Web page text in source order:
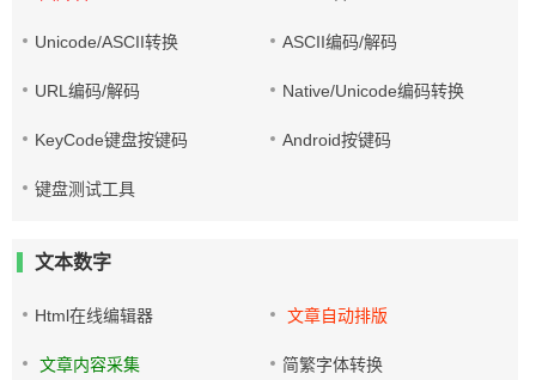
Unicode/ASCII转换 ASCII编码/解码
URL编码/解码 Native/Unicode编码转换
KeyCode键盘按键码 Android按键码
键盘测试工具
文本数字
Html在线编辑器 文章自动排版
文章内容采集 简繁字体转换